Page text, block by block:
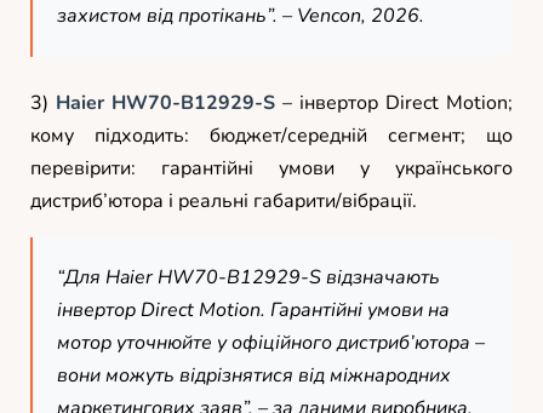
захистом від протікань”. – Vencon, 2026.
3) Haier HW70-B12929-S – інвертор Direct Motion;
кому підходить: бюджет/середній сегмент; що
перевірити: гарантійні умови у українського
дистриб’ютора і реальні габарити/вібрації.
“Для Haier HW70-B12929-S відзначають
інвертор Direct Motion. Гарантійні умови на
мотор уточнюйте у офіційного дистриб’ютора –
вони можуть відрізнятися від міжнародних